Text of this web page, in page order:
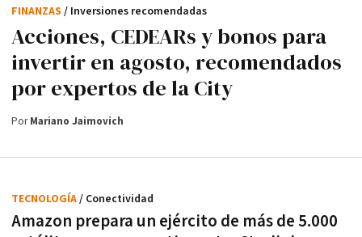
Acciones, CEDEARs y bonos para
invertir en agosto, recomendados
por expertos de la City
FINANZAS / Inversiones recomendadas
PorMariano Jaimovich
Amazon prepara un ejército de más de 5.000
TECNOLOGÍA/ Conectividad